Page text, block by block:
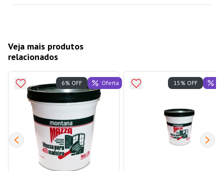
Veja mais produtos
relacionados
6% OFF Oferta 15% OFF